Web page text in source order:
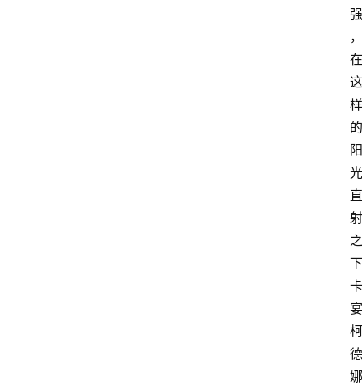
强
，
在
这
样
的
阳
光
直
射
之
下
卡
宴
柯
德
娜